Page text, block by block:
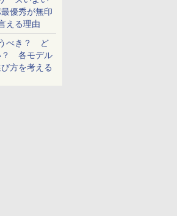
優秀が無印
える理由
べき？ ど
？ 各モデル
方を考える